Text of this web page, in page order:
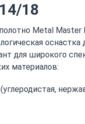
18
Metal Master
оснастка
для широкого
материалов: